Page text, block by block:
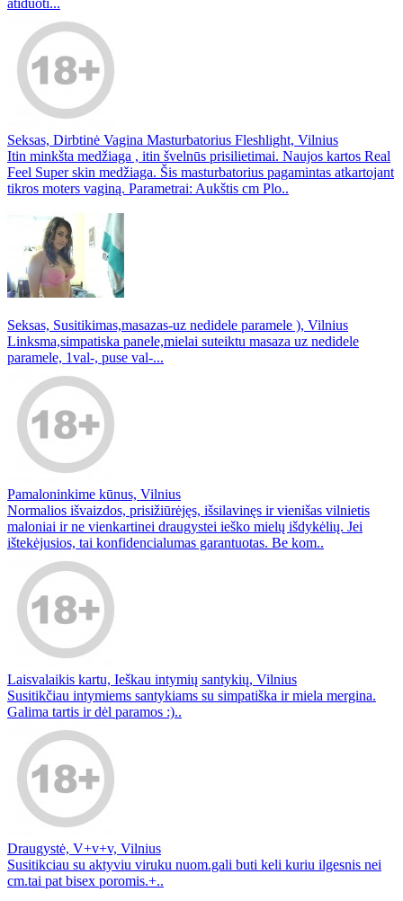
Seksas, Dirbtinė Vagina Masturbatorius Fleshlight, Vilnius
Itin minkšta medžiaga , itin švelnūs prisilietimai. Naujos kartos Real
Feel Super skin medžiaga. Šis masturbatorius pagamintas atkartojant
tikros moters vaginą. Parametrai: Aukštis cm Plo..
Seksas, Susitikimas,masazas-uz nedidele paramele ), Vilnius
Linksma,simpatiska panele,mielai suteiktu masaza uz nedidele
paramele, 1val-, puse val-...
Pamaloninkime kūnus, Vilnius
Normalios išvaizdos, prisižiūrėjęs, išsilavinęs ir vienišas vilnietis
maloniai ir ne vienkartinei draugystei ieško mielų išdykėlių. Jei
ištekėjusios, tai konfidencialumas garantuotas. Be kom..
Laisvalaikis kartu, Ieškau intymių santykių, Vilnius
Susitikčiau intymiems santykiams su simpatiška ir miela mergina.
Galima tartis ir dėl paramos :)..
Draugystė, V+v+v, Vilnius
Susitikciau su aktyviu viruku nuom.gali buti keli kuriu ilgesnis nei
cm.tai pat bisex poromis.+..